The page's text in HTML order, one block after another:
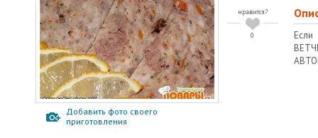
Добавить фото своего
приготовления
нравится?
0